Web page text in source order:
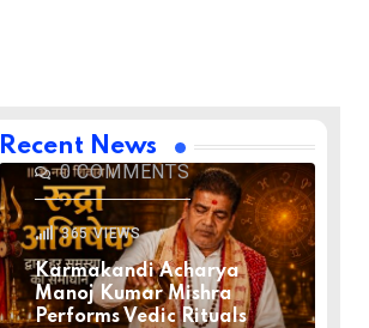
Recent News
0COMMENTS
365VIEWS
Karmakandi Acharya
Manoj Kumar Mishra
Performs Vedic Rituals